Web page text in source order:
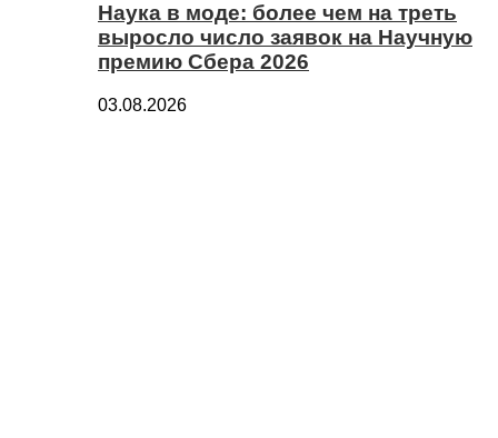
Наука в моде: более чем на треть
выросло число заявок на Научную
премию Сбера 2026
03.08.2026